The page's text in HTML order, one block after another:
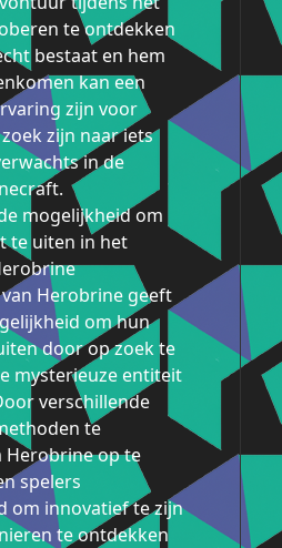
te ontdekken
bestaat en hem
kan een
zijn voor
zijn naar iets
in de
mogelijkheid om
te uiten in het
Herobrine geeft
om hun
door op zoek te
mysterieuze entiteit
verschillende
te
Herobrine op te
spelers
om innovatief te zijn
te ontdekken